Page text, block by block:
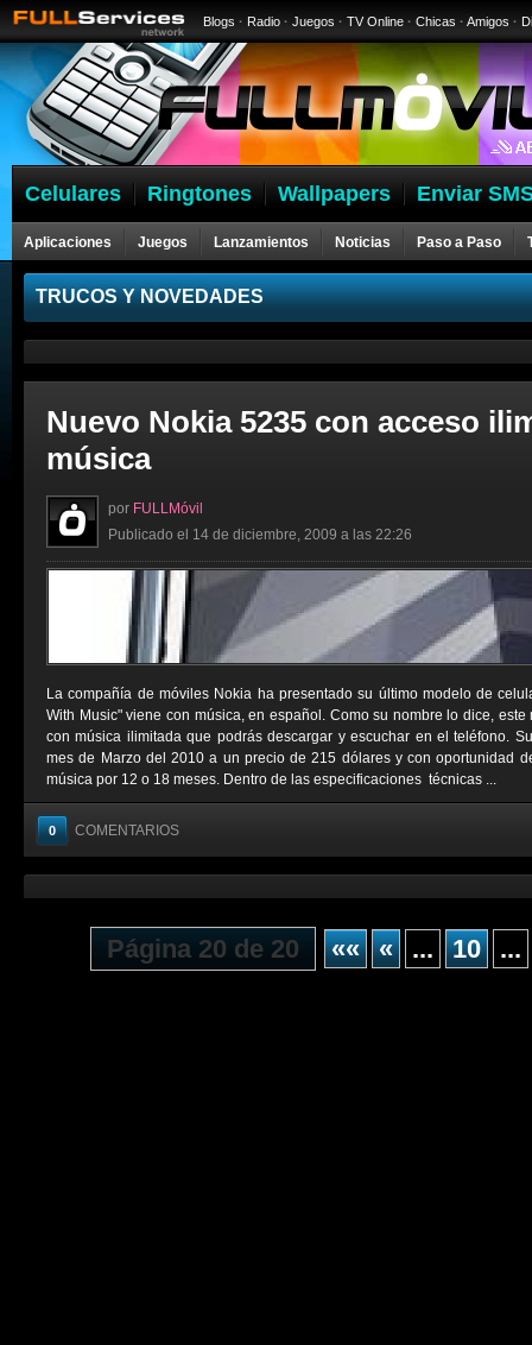
Blogs · Radio · Juegos · TV Online · Chicas · Amigos ·
Celulares Ringtones Wallpapers Enviar
Aplicaciones Juegos Lanzamientos Noticias Paso a Paso
Celulares
TRUCOS Y NOVEDADES
Nuevo Nokia 5235 con acceso
música
por FULLMóvil
Publicado el 14 de diciembre, 2009 a las 22:26
La compañía de móviles Nokia ha presentado su último modelo de
With Music" viene con música, en español. Como su nombre lo dice,
con música ilimitada que podrás descargar y escuchar en el teléfono.
mes de Marzo del 2010 a un precio de 215 dólares y con oportunidad
música por 12 o 18 meses. Dentro de las especificaciones técnicas ...
0 COMENTARIOS
Página 20 de 20 «« « ... 10 ...